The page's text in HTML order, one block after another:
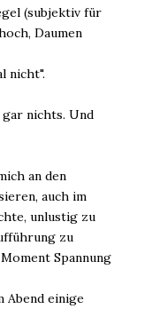
(subjektiv für
Daumen
nicht".
nichts. Und
an den
auch im
unlustig zu
zu
Spannung
Abend einige